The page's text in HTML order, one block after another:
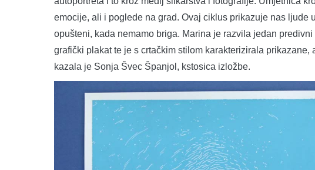
emocije, ali i poglede na grad. Ovaj ciklus prikazuje nas ljude
opušteni, kada nemamo briga. Marina je razvila jedan
grafički plakat te je s crtačkim stilom karakterizirala
kazala je Sonja Švec Španjol, kstosica izložbe.